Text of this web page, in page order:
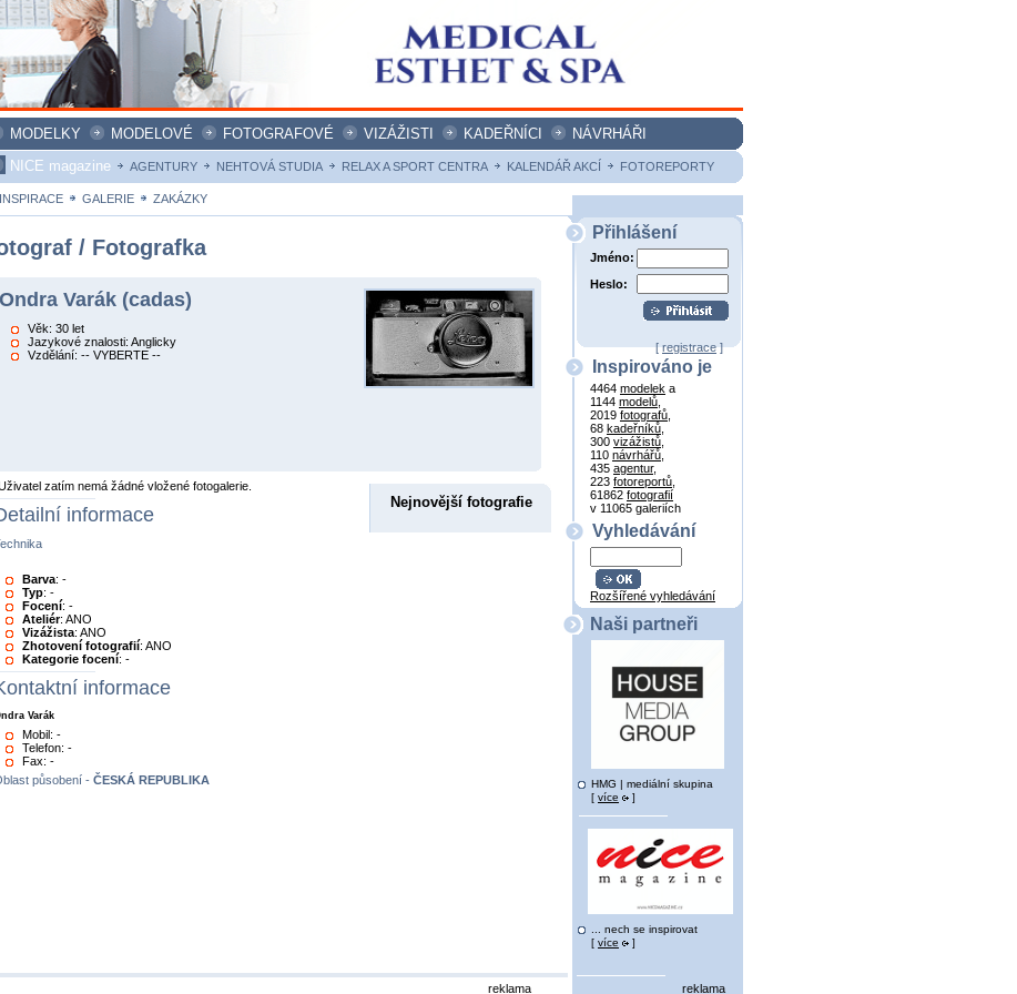
MODELKY MODELOVÉ FOTOGRAFOVÉ VIZÁŽISTI KADEŘNÍCI
NÁVRHÁŘI
NICE magazine
AGENTURY NEHTOVÁ STUDIA RELAX A SPORT CENTRA KALENDÁŘ AKCÍ FOTOREPORTY
INSPIRACE GALERIE ZAKÁZKY
/ Fotografka
Ondra Varák (cadas)
Věk: 30 let
Jazykové znalosti: Anglicky
Vzdělání: -- VYBERTE --
Nejnovější fotografie
zatím nemá žádné vložené fotogalerie.
informace
Barva: -
Typ: -
Focení: -
Ateliér: ANO
Vizážista: ANO
Zhotovení fotografií: ANO
Kategorie focení: -
informace
Varák
Mobil: -
Telefon: -
Fax: -
působení - ČESKÁ REPUBLIKA
Přihlášení
Jméno:
Heslo:
[registrace]
Inspirováno je
4464 modelek a
1144 modelů
2019 fotografů
68 kadeřníků
300 vizážistů
110 návrhářů
435 agentur,
223 fotoreportů
61862 fotografií
v 11065 galeriích
Vyhledávání
Rozšířené vyhledávání
Naši partneři
HMG | mediální skupina
[ více ]
... nech se inspirovat
[ více ]
reklama reklama